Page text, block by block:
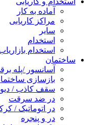
آماده به کار
مراکز کاریابی
سایر
استخدام
استخدام
ساختمان
آسانسور /پله
بازسازی
سقف کاذب /
در ضد سرقت
در اتوماتیک /
در و پنجره